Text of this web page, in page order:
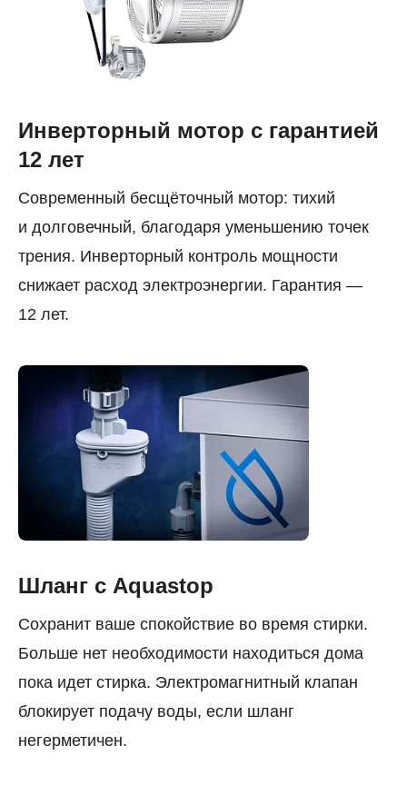
Инверторный мотор с гарантией
12 лет
Современный бесщёточный мотор: тихий
и долговечный, благодаря уменьшению точек
трения. Инверторный контроль мощности
снижает расход электроэнергии. Гарантия —
12 лет.
Шланг с Aquastop
Сохранит ваше спокойствие во время стирки.
Больше нет необходимости находиться дома
пока идет стирка. Электромагнитный клапан
блокирует подачу воды, если шланг
негерметичен.